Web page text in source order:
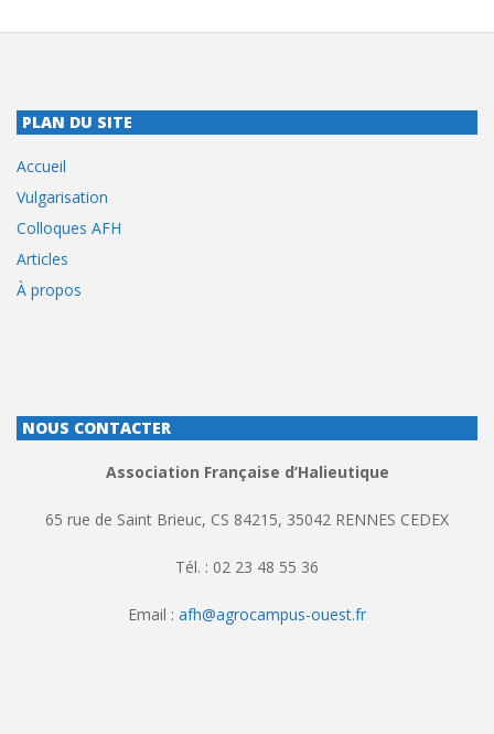
PLAN DU SITE
Accueil
Vulgarisation
Colloques AFH
Articles
À propos
NOUS CONTACTER
Association Française d’Halieutique
65 rue de Saint Brieuc, CS 84215, 35042 RENNES CEDEX
Tél. : 02 23 48 55 36
Email : afh@agrocampus-ouest.fr